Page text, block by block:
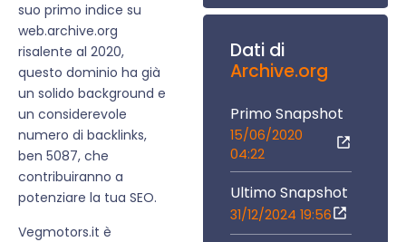
suo primo indice su
web.archive.org
risalente al 2020,
questo dominio ha già
un solido background e
un considerevole
numero di backlinks,
ben 5087, che
contribuiranno a
potenziare la tua SEO.
Vegmotors.it è
Dati di
Archive.org
Primo Snapshot
15/06/2020
04:22
Ultimo Snapshot
31/12/2024 19:56